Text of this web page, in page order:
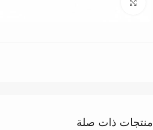
منتجات ذات صلة